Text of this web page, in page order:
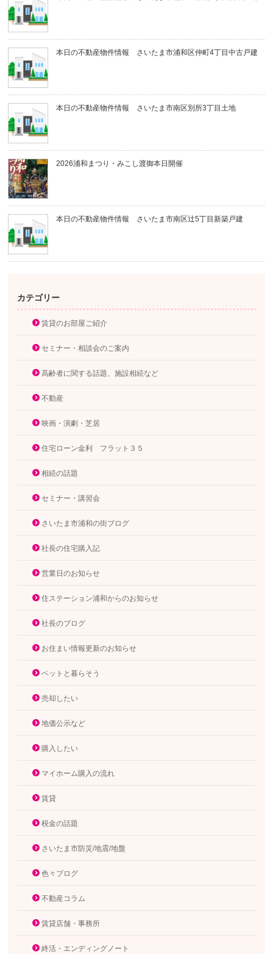
本日の不動産物件情報 さいたま市浦和区仲町4丁目中古戸建
本日の不動産物件情報 さいたま市南区別所3丁目土地
2026浦和まつり・みこし渡御本日開催
本日の不動産物件情報 さいたま市南区辻5丁目新築戸建
カテゴリー
賃貸のお部屋ご紹介
セミナー・相談会のご案内
高齢者に関する話題、施設相続など
不動産
映画・演劇・芝居
住宅ローン金利 フラット３５
相続の話題
セミナー・講習会
さいたま市浦和の街ブログ
社長の住宅購入記
営業日のお知らせ
住ステーション浦和からのお知らせ
社長のブログ
お住まい情報更新のお知らせ
ペットと暮らそう
売却したい
地価公示など
購入したい
マイホーム購入の流れ
賃貸
税金の話題
さいたま市防災/地震/地盤
色々ブログ
不動産コラム
賃貸店舗・事務所
終活・エンディングノート